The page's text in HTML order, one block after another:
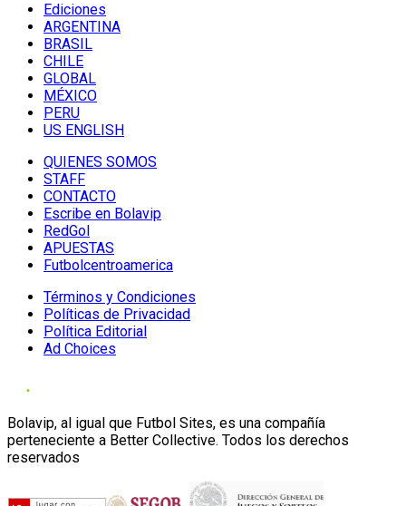
Ediciones
ARGENTINA
BRASIL
CHILE
GLOBAL
MÉXICO
PERU
US ENGLISH
QUIENES SOMOS
STAFF
CONTACTO
Escribe en Bolavip
RedGol
APUESTAS
Futbolcentroamerica
Términos y Condiciones
Políticas de Privacidad
Política Editorial
Ad Choices
Bolavip, al igual que Futbol Sites, es una compañía
perteneciente a Better Collective. Todos los derechos
reservados